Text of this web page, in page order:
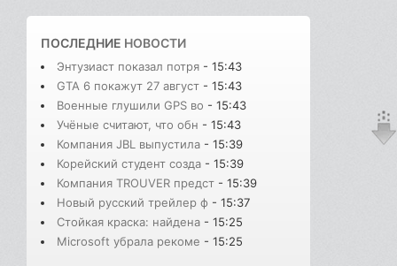
ПОСЛЕДНИЕ НОВОСТИ
Энтузиаст показал потря - 15:43
GTA 6 покажут 27 август - 15:43
Военные глушили GPS во - 15:43
Учёные считают, что обн - 15:43
Компания JBL выпустила - 15:39
Корейский студент созда - 15:39
Компания TROUVER предст - 15:39
Новый русский трейлер ф - 15:37
Стойкая краска: найдена - 15:25
Microsoft убрала рекоме - 15:25